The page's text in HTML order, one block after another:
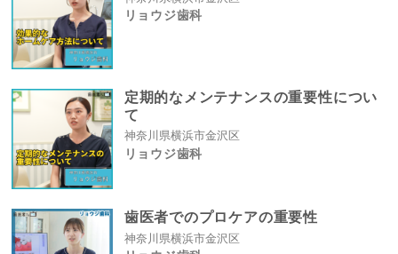
リョウジ歯科
定期的なメンテナンスの重要性につい
て
神奈川県横浜市金沢区
リョウジ歯科
歯医者でのプロケアの重要性
神奈川県横浜市金沢区